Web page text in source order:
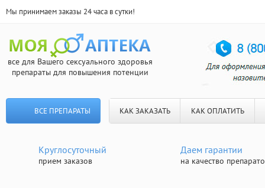
Мы принимаем заказы 24 часа в сутки!
все для Вашего сексуального здоровья
препараты для повышения потенции
ВСЕ ПРЕПАРАТЫ КАК ЗАКАЗАТЬ КАК ОПЛАТИТЬ
Круглосуточный
прием заказов
Даем гарантии
на качество